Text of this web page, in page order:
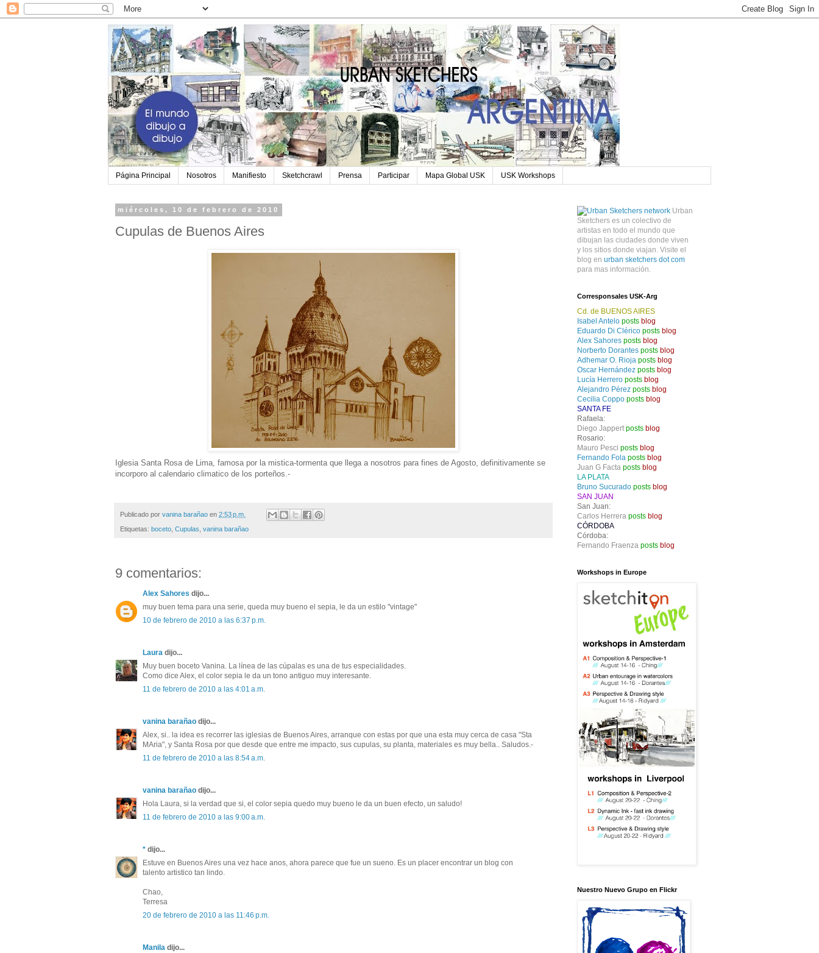
Página Principal Nosotros Manifiesto Sketchcrawl Prensa Participar Mapa Global USK USK Workshops
miércoles, 10 de febrero de 2010
Cupulas de Buenos Aires
Iglesia Santa Rosa de Lima, famosa por la mistica-tormenta que llega a nosotros para fines de Agosto, definitivamente se
incorporo al calendario climatico de los porteños.-
Publicado por vanina barañao en 2:53 p.m.
Etiquetas: boceto, Cupulas, vanina barañao
9 comentarios:
Alex Sahores dijo...
muy buen tema para una serie, queda muy bueno el sepia, le da un estilo "vintage"
10 de febrero de 2010 a las 6:37 p.m.
Laura dijo...
Muy buen boceto Vanina. La línea de las cúpalas es una de tus especialidades.
Como dice Alex, el color sepia le da un tono antiguo muy interesante.
11 de febrero de 2010 a las 4:01 a.m.
vanina barañao dijo...
Alex, si.. la idea es recorrer las iglesias de Buenos Aires, arranque con estas por que una esta muy cerca de casa "Sta
MAria", y Santa Rosa por que desde que entre me impacto, sus cupulas, su planta, materiales es muy bella.. Saludos.-
11 de febrero de 2010 a las 8:54 a.m.
vanina barañao dijo...
Hola Laura, si la verdad que si, el color sepia quedo muy bueno le da un buen efecto, un saludo!
11 de febrero de 2010 a las 9:00 a.m.
* dijo...
Estuve en Buenos Aires una vez hace anos, ahora parece que fue un sueno. Es un placer encontrar un blog con
talento artistico tan lindo.
Chao,
Terresa
20 de febrero de 2010 a las 11:46 p.m.
Manila dijo...
Urban
Sketchers es un colectivo de
artistas en todo el mundo que
dibujan las ciudades donde viven
y los sitios donde viajan. Visite el
blog en urban sketchers dot com
para mas información.
Corresponsales USK-Arg
Cd. de BUENOS AIRES
Isabel Antelo posts blog
Eduardo Di Clérico posts blog
Alex Sahores posts blog
Norberto Dorantes posts blog
Adhemar O. Rioja posts blog
Oscar Hernández posts blog
Lucía Herrero posts blog
Alejandro Pérez posts blog
Cecilia Coppo posts blog
SANTA FE
Rafaela:
Diego Jappert posts blog
Rosario:
Mauro Pesci posts blog
Fernando Fola posts blog
Juan G Facta posts blog
LA PLATA
Bruno Sucurado posts blog
SAN JUAN
San Juan:
Carlos Herrera posts blog
CÓRDOBA
Córdoba:
Fernando Fraenza posts blog
Workshops in Europe
Nuestro Nuevo Grupo en Flickr